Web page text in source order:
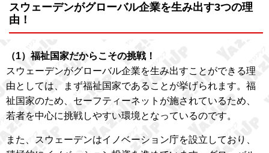
スウェーデンがグローバル企業を生み出す3つの理
由！
（1）福祉国家だからこその挑戦！
スウェーデンがグローバル企業を生み出すことができる理
由としては、まず福祉国家であることが挙げられます。福
祉国家のため、セーフティーネットが施されているため、
若者を中心に挑戦しやすい環境となっているのです。
また、スウェーデンはイノベーション庁を設立しており、